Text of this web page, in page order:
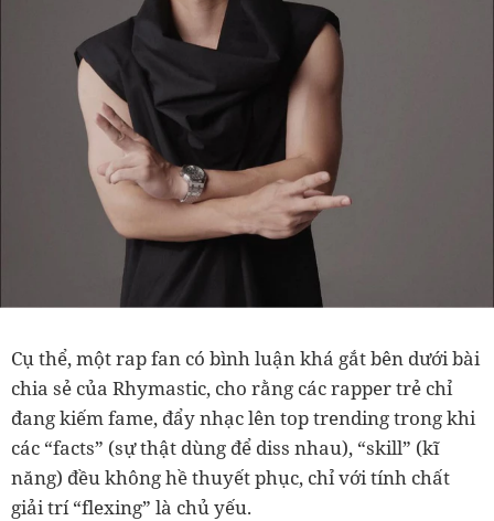
Cụ thể, một rap fan có bình luận khá gắt bên dưới bài
chia sẻ của Rhymastic, cho rằng các rapper trẻ chỉ
đang kiếm fame, đẩy nhạc lên top trending trong khi
các “facts” (sự thật dùng để diss nhau), “skill” (kĩ
năng) đều không hề thuyết phục, chỉ với tính chất
giải trí “flexing” là chủ yếu.